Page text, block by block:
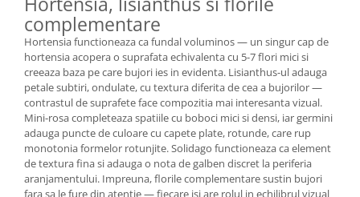
complementare
Hortensia functioneaza ca fundal voluminos — un singur cap de
hortensia acopera o suprafata echivalenta cu 5-7 flori mici si
creeaza baza pe care bujori ies in evidenta. Lisianthus-ul adauga
petale subtiri, ondulate, cu textura diferita de cea a bujorilor —
contrastul de suprafete face compozitia mai interesanta vizual.
Mini-rosa completeaza spatiile cu boboci mici si densi, iar germini
adauga puncte de culoare cu capete plate, rotunde, care rup
monotonia formelor rotunjite. Solidago functioneaza ca element
de textura fina si adauga o nota de galben discret la periferia
aranjamentului. Impreuna, florile complementare sustin bujori
fara sa le fure din atentie — fiecare isi are rolul in echilibrul vizual